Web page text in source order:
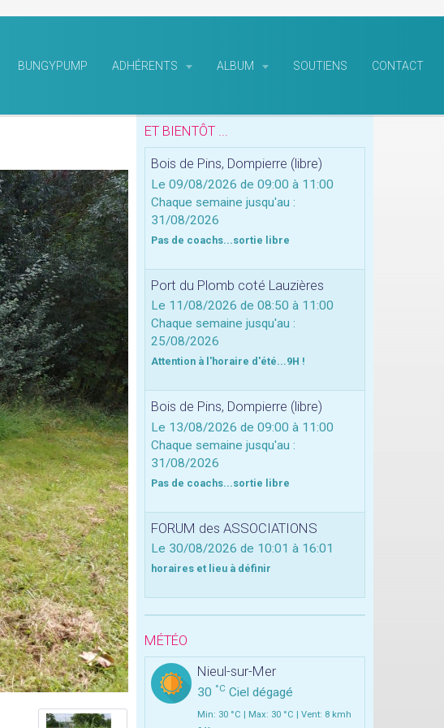
BUNGYPUMP ADHÉRENTS ALBUM SOUTIENS CONTACT
ET BIENTÔT ...
Bois de Pins, Dompierre (libre)
Le 09/08/2026 de 09:00 à 11:00
Chaque semaine jusqu'au :
31/08/2026
Pas de coachs...sortie libre
Port du Plomb coté Lauzières
Le 11/08/2026 de 08:50 à 11:00
Chaque semaine jusqu'au :
25/08/2026
Attention à l'horaire d'été...9H !
Bois de Pins, Dompierre (libre)
Le 13/08/2026 de 09:00 à 11:00
Chaque semaine jusqu'au :
31/08/2026
Pas de coachs...sortie libre
FORUM des ASSOCIATIONS
Le 30/08/2026 de 10:01 à 16:01
horaires et lieu à définir
MÉTÉO
Nieul-sur-Mer
30 °C Ciel dégagé
Min: 30 °C | Max: 30 °C | Vent: 8 kmh